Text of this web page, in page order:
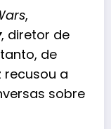
,
, diretor de
de
recusou a
sobre